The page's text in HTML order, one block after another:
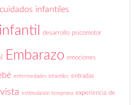
cuidados infantiles
desarrollo psicomotor
Embarazo emociones
enfermedades infantiles entradas
estimulación temprana experiencia de